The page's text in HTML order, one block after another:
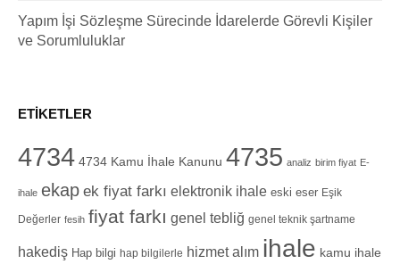
Yapım İşi Sözleşme Sürecinde İdarelerde Görevli Kişiler
ve Sorumluluklar
ETIKETLER
4734 4734 Kamu İhale Kanunu 4735 analiz birim fiyat E-
ihale ekap ek fiyat farkı elektronik ihale eski eser Eşik
Değerler fesih fiyat farkı genel tebliğ genel teknik şartname
hakediş Hap bilgi hap bilgilerle hizmet alım ihale kamu ihale